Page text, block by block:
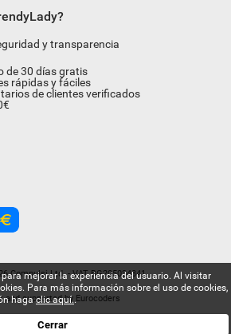
mejorar la experiencia del usuario. Al visitar
Para más información sobre el uso de cookies,
hagaclic aquí..
Cerrar
y transparencia
de 30 días gratis
rápidas y fáciles
de clientes verificados
Compulsi Ltd. - VAT BG205034841
and supported by Eurocoders